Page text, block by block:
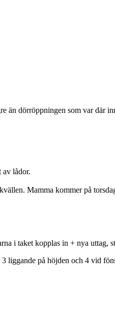
än dörröppningen som var där
av lådor.
Mamma kommer på
i taket kopplas in + nya uttag,
liggande på höjden och 4 vid